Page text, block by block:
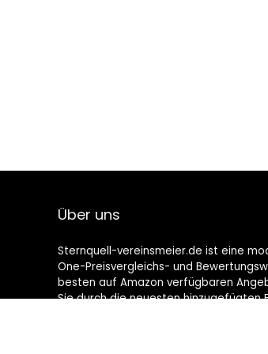
Über uns
Sternquell-vereinsmeier.de ist eine
One-Preisvergleichs- und
besten auf Amazon verfügbaren
Sie durch die neuesten hinzugefügten